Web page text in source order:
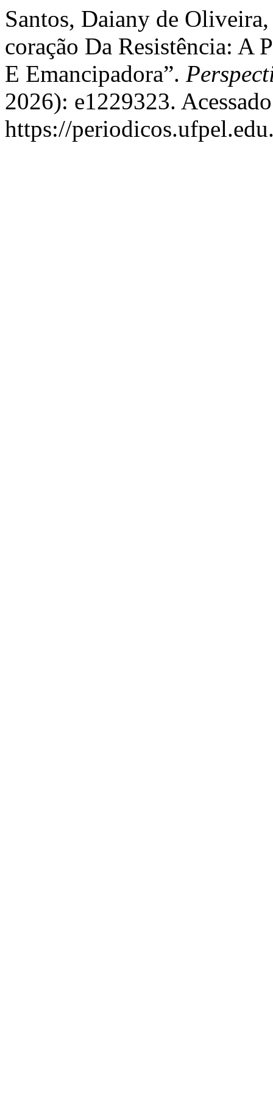
Santos, Daiany de
coração Da Resistência: A
E Emancipadora”.
2026): e1229323.
https://